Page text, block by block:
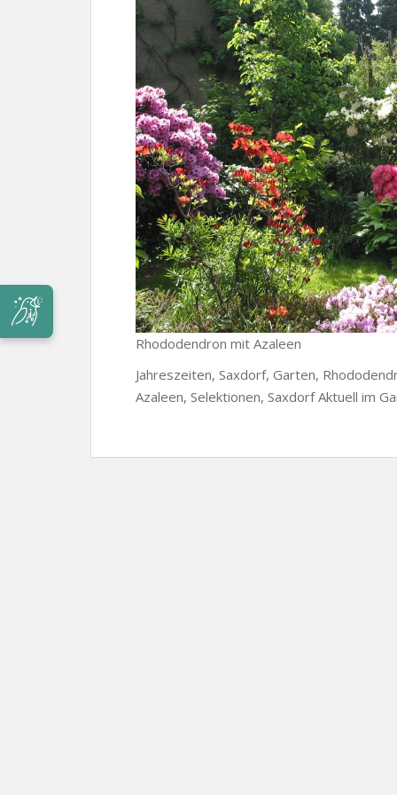
Rhododendron mit Azaleen
Jahreszeiten, Saxdorf, Garten,
Azaleen, Selektionen, Saxdorf Aktuell im